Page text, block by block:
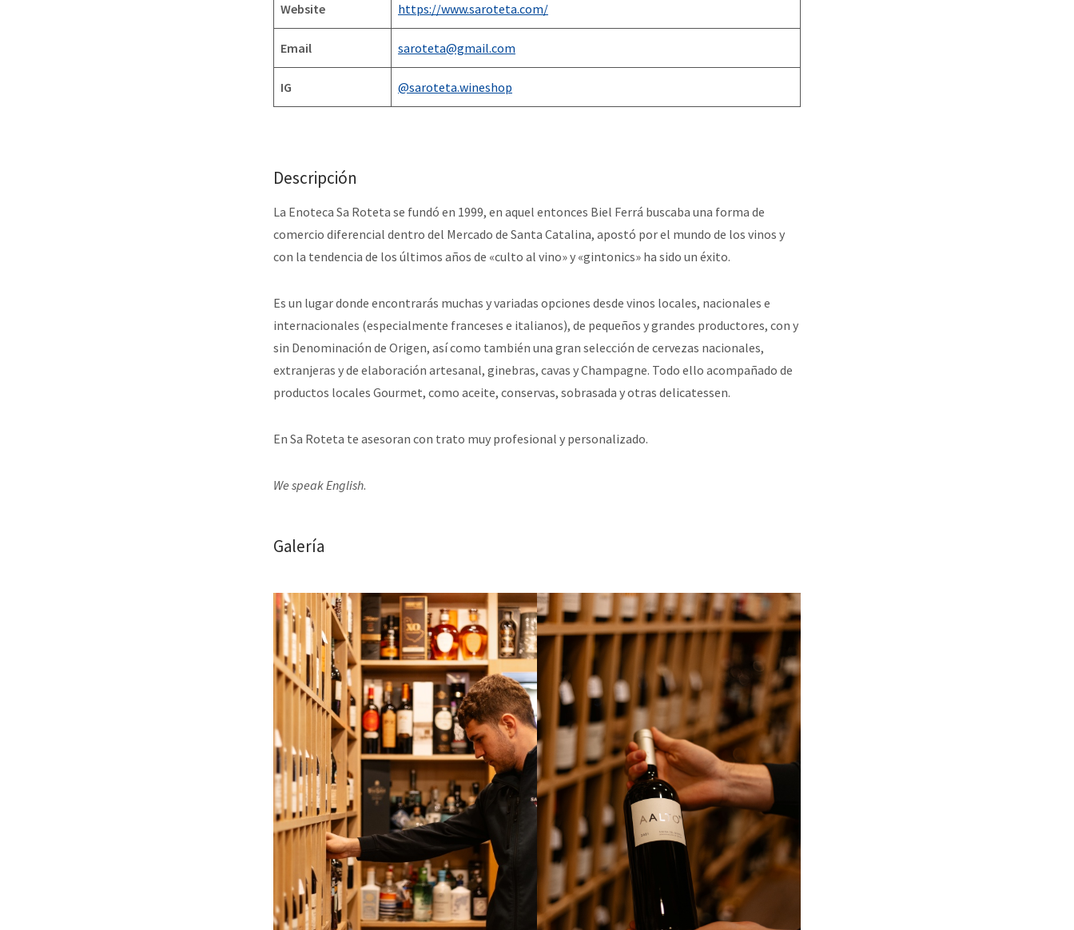
Website https://www.saroteta.com/
Email saroteta@gmail.com
IG @saroteta.wineshop
Descripción
La Enoteca Sa Roteta se fundó en 1999, en aquel entonces Biel Ferrá buscaba una forma de
comercio diferencial dentro del Mercado de Santa Catalina, apostó por el mundo de los vinos y
con la tendencia de los últimos años de «culto al vino» y «gintonics» ha sido un éxito.
Es un lugar donde encontrarás muchas y variadas opciones desde vinos locales, nacionales e
internacionales (especialmente franceses e italianos), de pequeños y grandes productores, con y
sin Denominación de Origen, así como también una gran selección de cervezas nacionales,
extranjeras y de elaboración artesanal, ginebras, cavas y Champagne. Todo ello acompañado de
productos locales Gourmet, como aceite, conservas, sobrasada y otras delicatessen.
En Sa Roteta te asesoran con trato muy profesional y personalizado.
We speak English.
Galería